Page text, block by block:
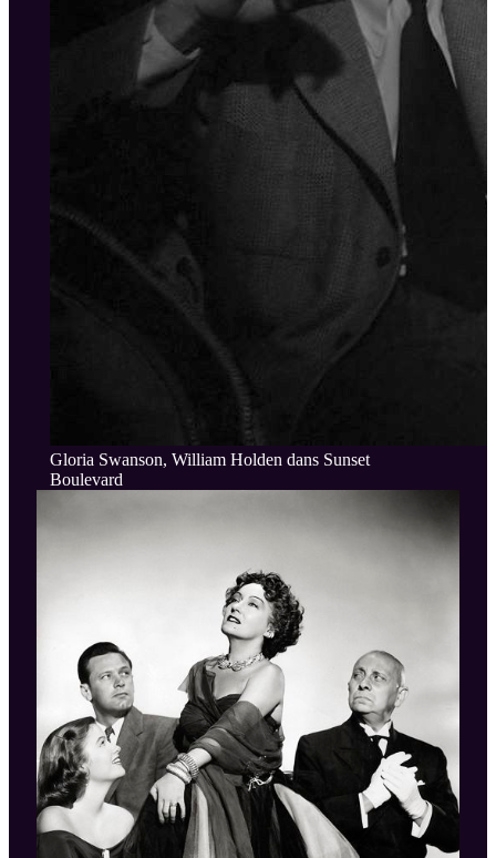
Gloria Swanson, William Holden dans Sunset
Boulevard